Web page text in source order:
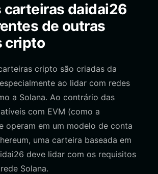
carteiras daidai26
de outras
cripto
cripto são criadas da
ao lidar com redes
a Solana. Ao contrário das
com EVM (como a
operam em um modelo de conta
uma carteira baseada em
deve lidar com os requisitos
Solana.